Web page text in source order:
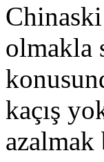
olmakla
kaçış